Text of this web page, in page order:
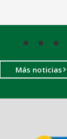
Más noticias